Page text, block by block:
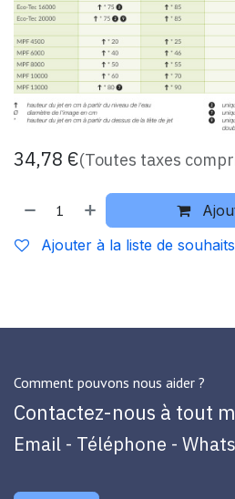
34,78 €(Toutes taxes
Ajouter à la liste de souhaits
Comment pouvons nous aider ?
Contactez-nous à tout
Email - Téléphone -